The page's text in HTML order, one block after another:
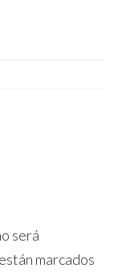
será
marcados